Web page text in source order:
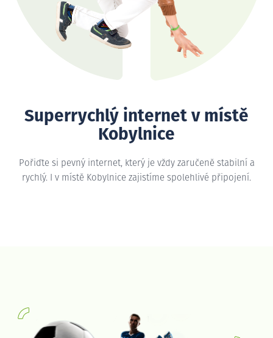
Superrychlý internet v místě
Kobylnice
Pořiďte si pevný internet, který je vždy zaručeně stabilní a
rychlý. I v místě Kobylnice zajistíme spolehlivé připojení.